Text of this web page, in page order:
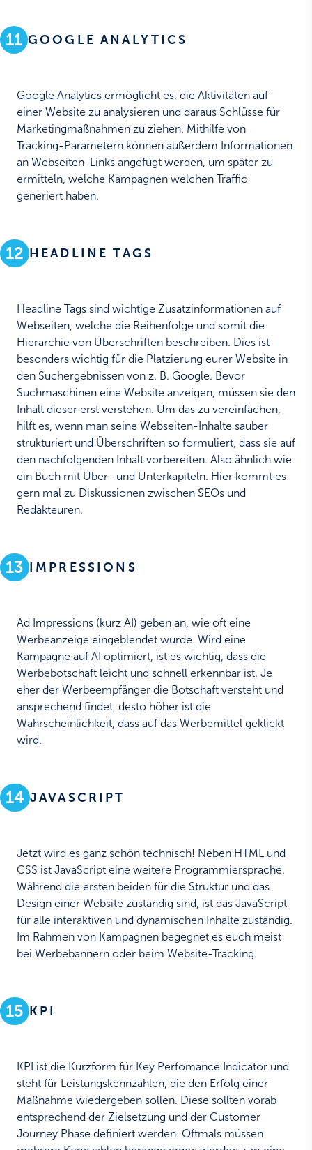
11 GOOGLE ANALYTICS
Google Analytics ermöglicht es, die Aktivitäten auf
einer Website zu analysieren und daraus Schlüsse für
Marketingmaßnahmen zu ziehen. Mithilfe von
Tracking-Parametern können außerdem Informationen
an Webseiten-Links angefügt werden, um später zu
ermitteln, welche Kampagnen welchen Traffic
generiert haben.
12 HEADLINE TAGS
Headline Tags sind wichtige Zusatzinformationen auf
Webseiten, welche die Reihenfolge und somit die
Hierarchie von Überschriften beschreiben. Dies ist
besonders wichtig für die Platzierung eurer Website in
den Suchergebnissen von z. B. Google. Bevor
Suchmaschinen eine Website anzeigen, müssen sie den
Inhalt dieser erst verstehen. Um das zu vereinfachen,
hilft es, wenn man seine Webseiten-Inhalte sauber
strukturiert und Überschriften so formuliert, dass sie auf
den nachfolgenden Inhalt vorbereiten. Also ähnlich wie
ein Buch mit Über- und Unterkapiteln. Hier kommt es
gern mal zu Diskussionen zwischen SEOs und
Redakteuren.
13 IMPRESSIONS
Ad Impressions (kurz AI) geben an, wie oft eine
Werbeanzeige eingeblendet wurde. Wird eine
Kampagne auf AI optimiert, ist es wichtig, dass die
Werbebotschaft leicht und schnell erkennbar ist. Je
eher der Werbeempfänger die Botschaft versteht und
ansprechend findet, desto höher ist die
Wahrscheinlichkeit, dass auf das Werbemittel geklickt
wird.
14 JAVASCRIPT
Jetzt wird es ganz schön technisch! Neben HTML und
CSS ist JavaScript eine weitere Programmiersprache.
Während die ersten beiden für die Struktur und das
Design einer Website zuständig sind, ist das JavaScript
für alle interaktiven und dynamischen Inhalte zuständig.
Im Rahmen von Kampagnen begegnet es euch meist
bei Werbebannern oder beim Website-Tracking.
15 KPI
KPI ist die Kurzform für Key Perfomance Indicator und
steht für Leistungskennzahlen, die den Erfolg einer
Maßnahme wiedergeben sollen. Diese sollten vorab
entsprechend der Zielsetzung und der Customer
Journey Phase definiert werden. Oftmals müssen